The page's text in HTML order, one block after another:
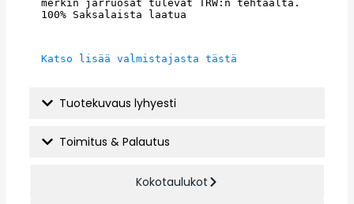
merkin jarruosat tulevat TRW:n tehtaalta.
100% Saksalaista laatua
Katso lisää valmistajasta tästä
Tuotekuvaus lyhyesti
Toimitus & Palautus
Kokotaulukot